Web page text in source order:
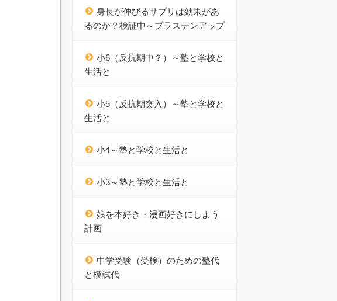
身長が伸びるサプリは効果があ
るのか？検証中～プラステンアップ
小6（反抗期中？）～塾と学校と
生活と
小5（反抗期突入）～塾と学校と
生活と
小4～塾と学校と生活と
小3～塾と学校と生活と
娘を本好き・漫画好きにしよう
計画
中学受験（受検）のための塾代
と模試代